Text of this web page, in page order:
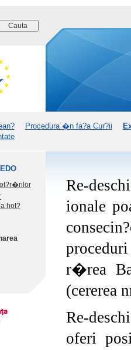
Procedura �n fa?a Cur?ii
hot?
Re-
ionale
r�rea
(cererea
Re-
oferi